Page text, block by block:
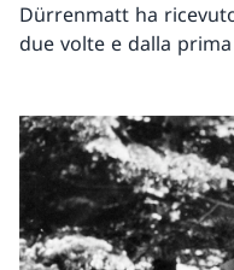
Dürrenmatt ha
due volte e dalla